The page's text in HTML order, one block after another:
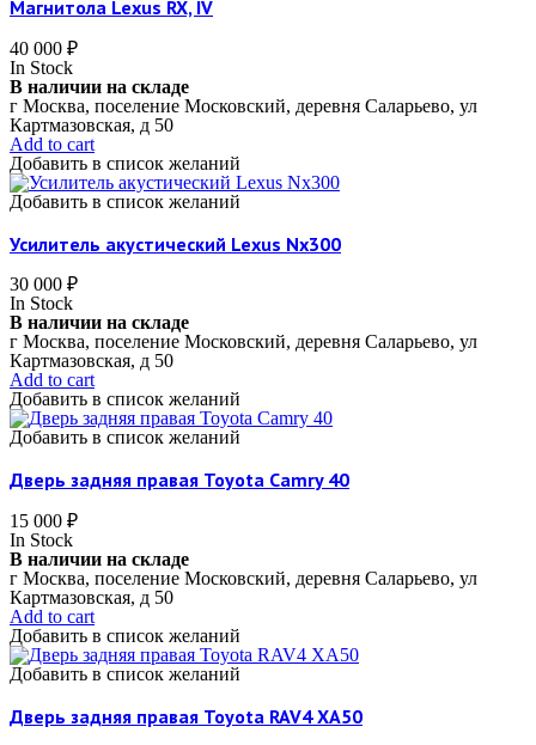
Магнитола Lexus RX, IV
40 000 ₽
In Stock
В наличии на складе
г Москва, поселение Московский, деревня Саларьево, ул
Картмазовская, д 50
Add to cart
Добавить в список желаний
Добавить в список желаний
Усилитель акустический Lexus Nx300
30 000 ₽
In Stock
В наличии на складе
г Москва, поселение Московский, деревня Саларьево, ул
Картмазовская, д 50
Add to cart
Добавить в список желаний
Добавить в список желаний
Дверь задняя правая Toyota Camry 40
15 000 ₽
In Stock
В наличии на складе
г Москва, поселение Московский, деревня Саларьево, ул
Картмазовская, д 50
Add to cart
Добавить в список желаний
Добавить в список желаний
Дверь задняя правая Toyota RAV4 XA50